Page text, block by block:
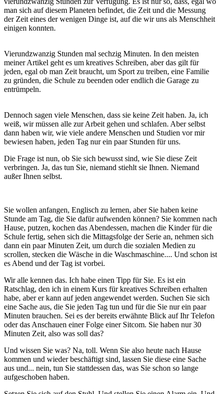
man sich auf diesem Planeten befindet, die Zeit und die Messung
der Zeit eines der wenigen Dinge ist, auf die wir uns als Menschheit
einigen konnten.
Vierundzwanzig Stunden mal sechzig Minuten. In den meisten
meiner Artikel geht es um kreatives Schreiben, aber das gilt für
jeden, egal ob man Zeit braucht, um Sport zu treiben, eine Familie
zu gründen, die Schule zu beenden oder endlich die Garage zu
entrümpeln.
Dennoch sagen viele Menschen, dass sie keine Zeit haben. Ja, ich
weiß, wir müssen alle zur Arbeit gehen und schlafen. Aber selbst
dann haben wir, wie viele andere Menschen und Studien vor mir
bewiesen haben, jeden Tag nur ein paar Stunden für uns.
Die Frage ist nun, ob Sie sich bewusst sind, wie Sie diese Zeit
verbringen. Ja, das tun Sie, niemand stiehlt sie Ihnen. Niemand
außer Ihnen selbst.
Sie wollen anfangen, Englisch zu lernen, aber Sie haben keine
Stunde am Tag, die Sie dafür aufwenden können? Sie kommen nach
Hause, putzen, kochen das Abendessen, machen die Kinder für die
Schule fertig, sehen sich die Mittagsfolge der Serie an, nehmen sich
dann ein paar Minuten Zeit, um durch die sozialen Medien zu
scrollen, stecken die Wäsche in die Waschmaschine.... Und schon ist
es Abend und der Tag ist vorbei.
Wir alle kennen das. Ich habe einen Tipp für Sie. Es ist ein
Ratschlag, den ich in einem Kurs für kreatives Schreiben erhalten
habe, aber er kann auf jeden angewendet werden. Suchen Sie sich
eine Sache aus, die Sie jeden Tag tun und für die Sie nur ein paar
Minuten brauchen. Sei es der bereits erwähnte Blick auf Ihr Telefon
oder das Anschauen einer Folge einer Sitcom. Sie haben nur 30
Minuten Zeit, also was soll das?
Und wissen Sie was? Na, toll. Wenn Sie also heute nach Hause
kommen und wieder beschäftigt sind, lassen Sie diese eine Sache
aus und... nein, tun Sie stattdessen das, was Sie schon so lange
aufgeschoben haben.